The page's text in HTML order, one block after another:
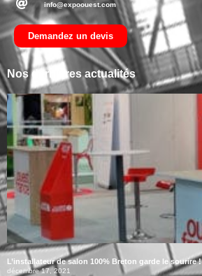
info@expoouest.com
Demandez un devis
Nos dernières actualités
L’installateur de salon 100% Breton garde le sourire !
décembre 17, 2021